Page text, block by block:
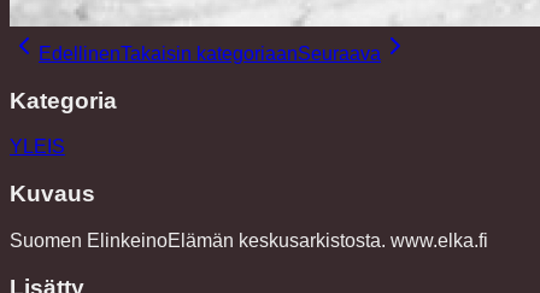
EdellinenTakaisin kategoriaanSeuraava
Kategoria
YLEIS
Kuvaus
Suomen ElinkeinoElämän keskusarkistosta. www.elka.fi
Lisätty